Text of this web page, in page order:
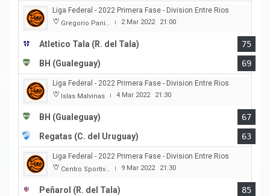
Liga Federal - 2022 Primera Fase - Division Entre Rios
Gregorio Panizza | 2 Mar 2022 21:00
Atletico Tala (R. del Tala)
75
BH (Gualeguay)
69
Liga Federal - 2022 Primera Fase - Division Entre Rios
Islas Malvinas | 4 Mar 2022 21:30
BH (Gualeguay)
67
Regatas (C. del Uruguay)
63
Liga Federal - 2022 Primera Fase - Division Entre Rios
Centro Sportivo Peñarol | 9 Mar 2022 21:30
Peñarol (R. del Tala)
85